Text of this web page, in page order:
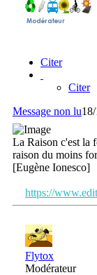
Citer
Citer
Message non lu
La Raison c'est la
raison du moins
[Eugène Ionesco]
https://
Flytox
Modérateur